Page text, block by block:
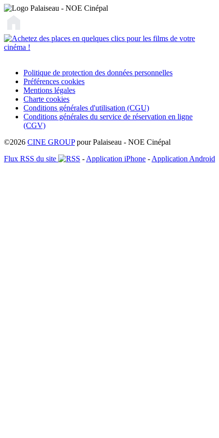
Politique de protection des données personnelles
Préférences cookies
Mentions légales
Charte cookies
Conditions générales d'utilisation (CGU)
Conditions générales du service de réservation en ligne
(CGV)
©2026 CINE GROUPpour Palaiseau - NOE Cinépal
Flux RSS du site
- Application iPhone - Application Android